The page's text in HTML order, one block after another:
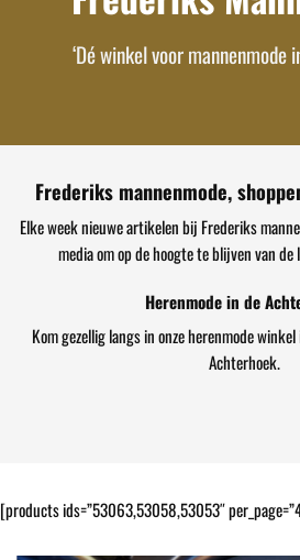
‘Dé winkel voor mannenmode
Frederiks mannenmode,
Elke week nieuwe artikelen bij Frederiks
media om op de hoogte te blijven van
Herenmode in de
Kom gezellig langs in onze herenmode
Achterhoek.
[products ids=”53063,53058,53053″